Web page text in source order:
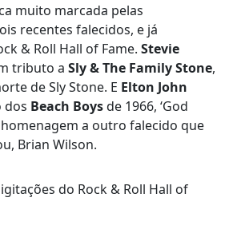
muito marcada pelas
recentes falecidos, e já
& Roll Hall of Fame. Stevie
tributo a Sly & The Family Stone,
de Sly Stone. E Elton John
dos Beach Boysde 1966, ‘God
homenagem a outro falecido que
Brian Wilson.
do Rock & Roll Hall of